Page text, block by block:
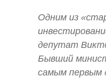
Одним из
депутат
Бывший
самым первым